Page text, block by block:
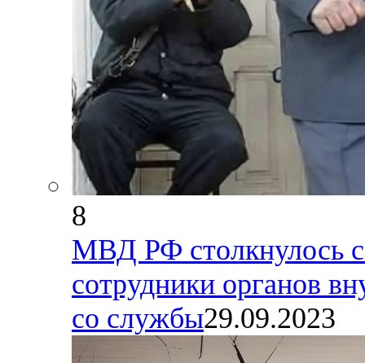
8
МВД РФ столкнулось
сотрудники органов
со службы29.09.2023